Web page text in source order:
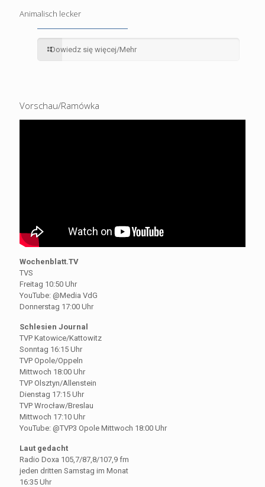
Animalisch lecker
Dowiedz się więcej/Mehr
Vorschau/Ramówka
Wochenblatt.TV
TVS
Freitag 10:50 Uhr
YouTube: @Media VdG
Donnerstag 17:00 Uhr
Schlesien Journal
TVP Katowice/Kattowitz
Sonntag 16:15 Uhr
TVP Opole/Oppeln
Mittwoch 18:00 Uhr
TVP Olsztyn/Allenstein
Dienstag 17:15 Uhr
TVP Wrocław/Breslau
Mittwoch 17:10 Uhr
YouTube: @TVP3 Opole Mittwoch 18:00 Uhr
Laut gedacht
Radio Doxa 105,7/87,8/107,9 fm
jeden dritten Samstag im Monat
16:35 Uhr